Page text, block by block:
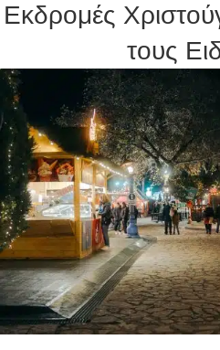
Εκδρομές
τους